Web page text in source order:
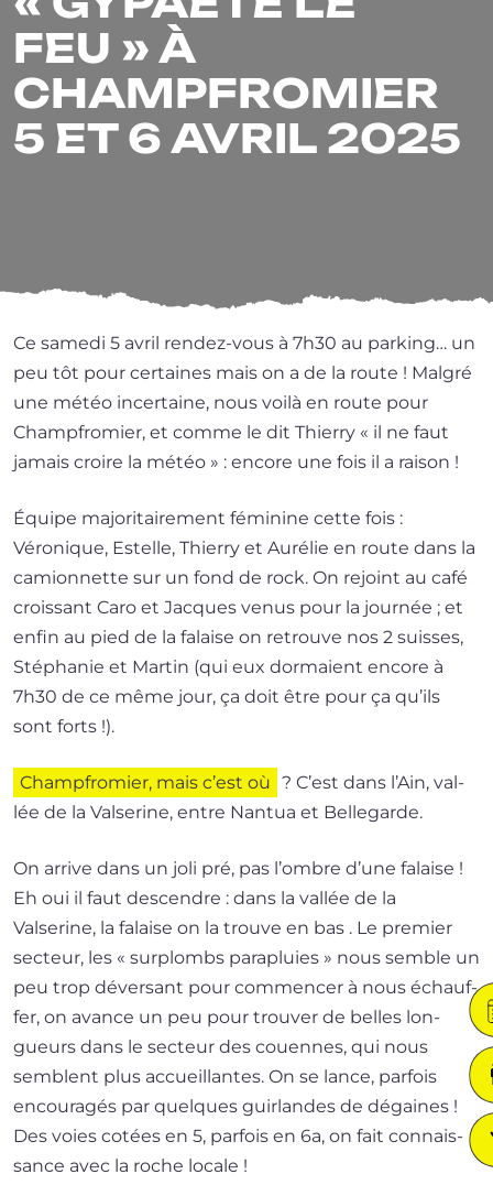
FEU » À
CHAMPFROMIER
5 ET 6 AVRIL 2025
Ce same­di 5 avril rendez-vous à 7h30 au par­king… un
peu tôt pour cer­taines mais on a de la route ! Malgré
une météo incer­taine, nous voi­là en route pour
Champfromier, et comme le dit Thierry « il ne faut
jamais croire la météo » : encore une fois il a raison !
Équipe majo­ri­tai­re­ment fémi­nine cette fois :
Véronique, Estelle, Thierry et Aurélie en route dans la
camion­nette sur un fond de rock. On rejoint au café
crois­sant Caro et Jacques venus pour la jour­née ; et
enfin au pied de la falaise on retrouve nos 2 suisses,
Stéphanie et Martin (qui eux dor­maient encore à
7h30 de ce même jour, ça doit être pour ça qu’ils
sont forts !).
Champfromier, mais c’est où ? C’est dans l’Ain, val­
lée de la Valserine, entre Nantua et Bellegarde.
On arrive dans un joli pré, pas l’ombre d’une falaise !
Eh oui il faut des­cendre : dans la val­lée de la
Valserine, la falaise on la trouve en bas . Le pre­mier
sec­teur, les « sur­plombs para­pluies » nous semble un
peu trop déver­sant pour com­men­cer à nous échauf­
fer, on avance un peu pour trou­ver de belles lon­
gueurs dans le sec­teur des couennes, qui nous
semblent plus accueillantes. On se lance, par­fois
encou­ra­gés par quelques guir­landes de dégaines !
Des voies cotées en 5, par­fois en 6a, on fait connais­
sance avec la roche locale !